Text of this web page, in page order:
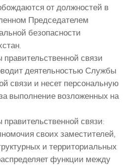
от должностей в
Председателем
безопасности
связи
деятельностью Службы
связи и несет персональную
выполнение возложенных на
связи:
своих заместителей,
и территориальных
функции между